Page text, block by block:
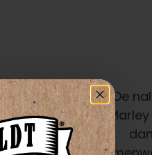
Van
Straalt
Een